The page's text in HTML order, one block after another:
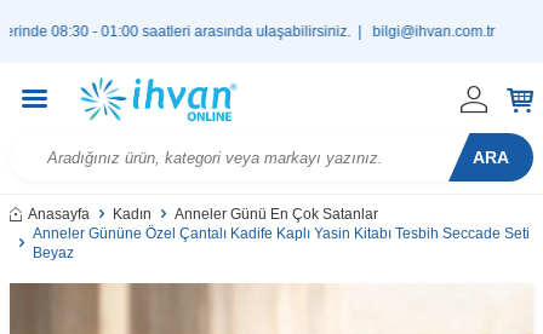
08:30 - 01:00 saatleri arasında ulaşabilirsiniz. |bilgi@ihvan.com.tr
ARA
Anasayfa Kadın
Anneler Günü En Çok Satanlar
Anneler Gününe Özel Çantalı Kadife Kaplı Yasin Kitabı Tesbih Seccade Seti
Beyaz